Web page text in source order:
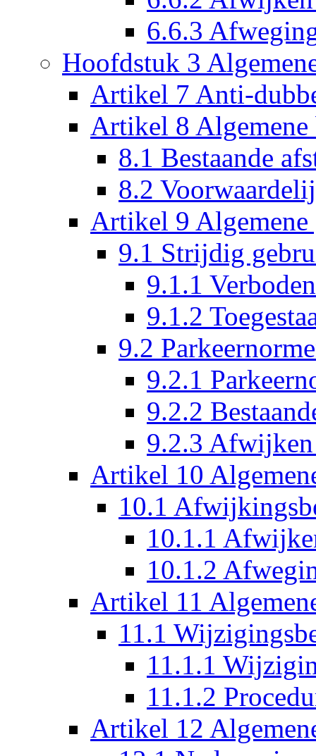
6.6.3
Hoofdstuk 3
Artikel 7 Anti-
Artikel 8 Algemene
8.1 Bestaande
8.2
Artikel 9 Algemene
9.1 Strijdig
9.1.1
9.1.2
9.2
9.2.1
9.2.2
9.2.3 Afwijken
Artikel 10
10.1
10.1.1
10.1.2
Artikel 11
11.1
11.1.1
11.1.2
Artikel 12